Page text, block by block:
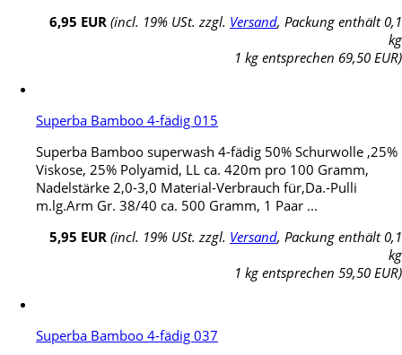
6,95 EUR (incl. 19% USt. zzgl. Versand, Packung enthält 0,1
kg
1 kg entsprechen 69,50 EUR)
Superba Bamboo 4-fädig 015
Superba Bamboo superwash 4-fädig 50% Schurwolle ,25%
Viskose, 25% Polyamid, LL ca. 420m pro 100 Gramm,
Nadelstärke 2,0-3,0 Material-Verbrauch für,Da.-Pulli
m.lg.Arm Gr. 38/40 ca. 500 Gramm, 1 Paar ...
5,95 EUR (incl. 19% USt. zzgl. Versand, Packung enthält 0,1
kg
1 kg entsprechen 59,50 EUR)
Superba Bamboo 4-fädig 037